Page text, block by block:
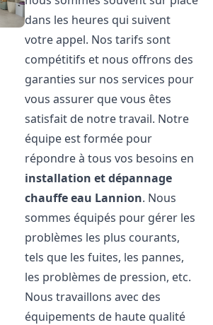
dans les heures qui suivent
votre appel. Nos tarifs sont
compétitifs et nous offrons des
garanties sur nos services pour
vous assurer que vous êtes
satisfait de notre travail. Notre
équipe est formée pour
répondre à tous vos besoins en
installation et dépannage
chauffe eau Lannion. Nous
sommes équipés pour gérer les
problèmes les plus courants,
tels que les fuites, les pannes,
les problèmes de pression, etc.
Nous travaillons avec des
équipements de haute qualité